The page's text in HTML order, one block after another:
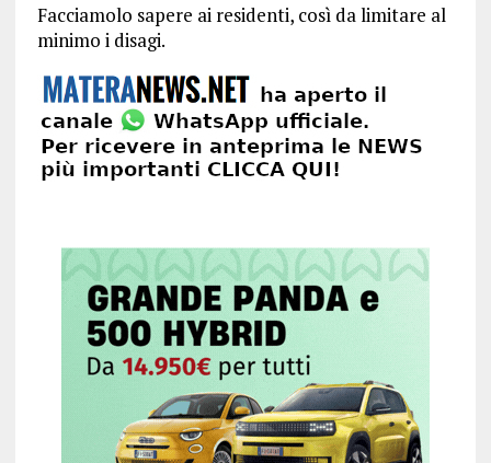
Facciamolo sapere ai residenti, così da limitare al
minimo i disagi.